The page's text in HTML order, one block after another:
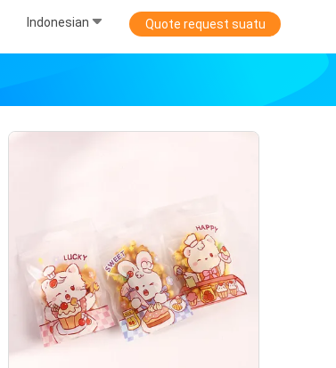
Indonesian Quote request suatu